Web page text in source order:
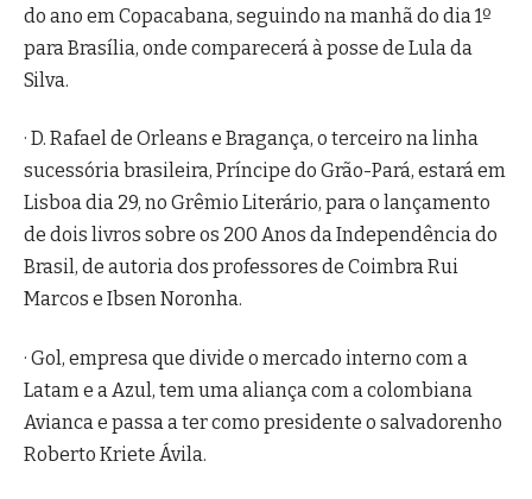
do ano em Copacabana, seguindo na manhã do dia 1º
para Brasília, onde comparecerá à posse de Lula da
Silva.
· D. Rafael de Orleans e Bragança, o terceiro na linha
sucessória brasileira, Príncipe do Grão-Pará, estará em
Lisboa dia 29, no Grêmio Literário, para o lançamento
de dois livros sobre os 200 Anos da Independência do
Brasil, de autoria dos professores de Coimbra Rui
Marcos e Ibsen Noronha.
· Gol, empresa que divide o mercado interno com a
Latam e a Azul, tem uma aliança com a colombiana
Avianca e passa a ter como presidente o salvadorenho
Roberto Kriete Ávila.